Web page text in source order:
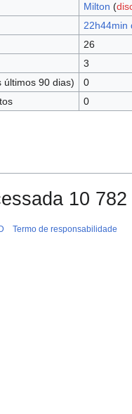
Milton (
22h44min
26
3
últimos 90 dias)
0
0
10
Termo de responsabilidade